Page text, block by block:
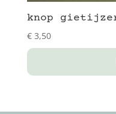
knop
€3,50